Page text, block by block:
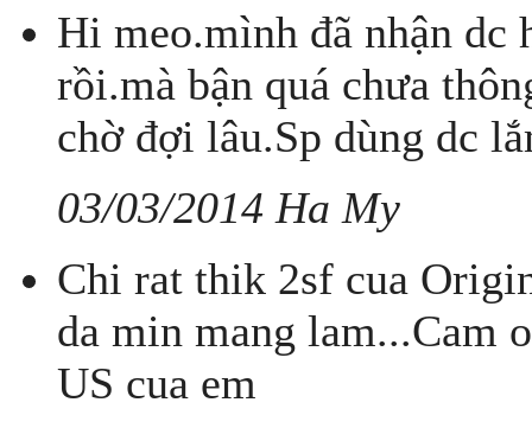
Hi meo.mình đã nhận dc
rồi.mà bận quá chưa
chờ đợi lâu.Sp dùng dc
03/03/2014 Ha My
Chi rat thik 2sf cua
da min mang lam...Cam
US cua em